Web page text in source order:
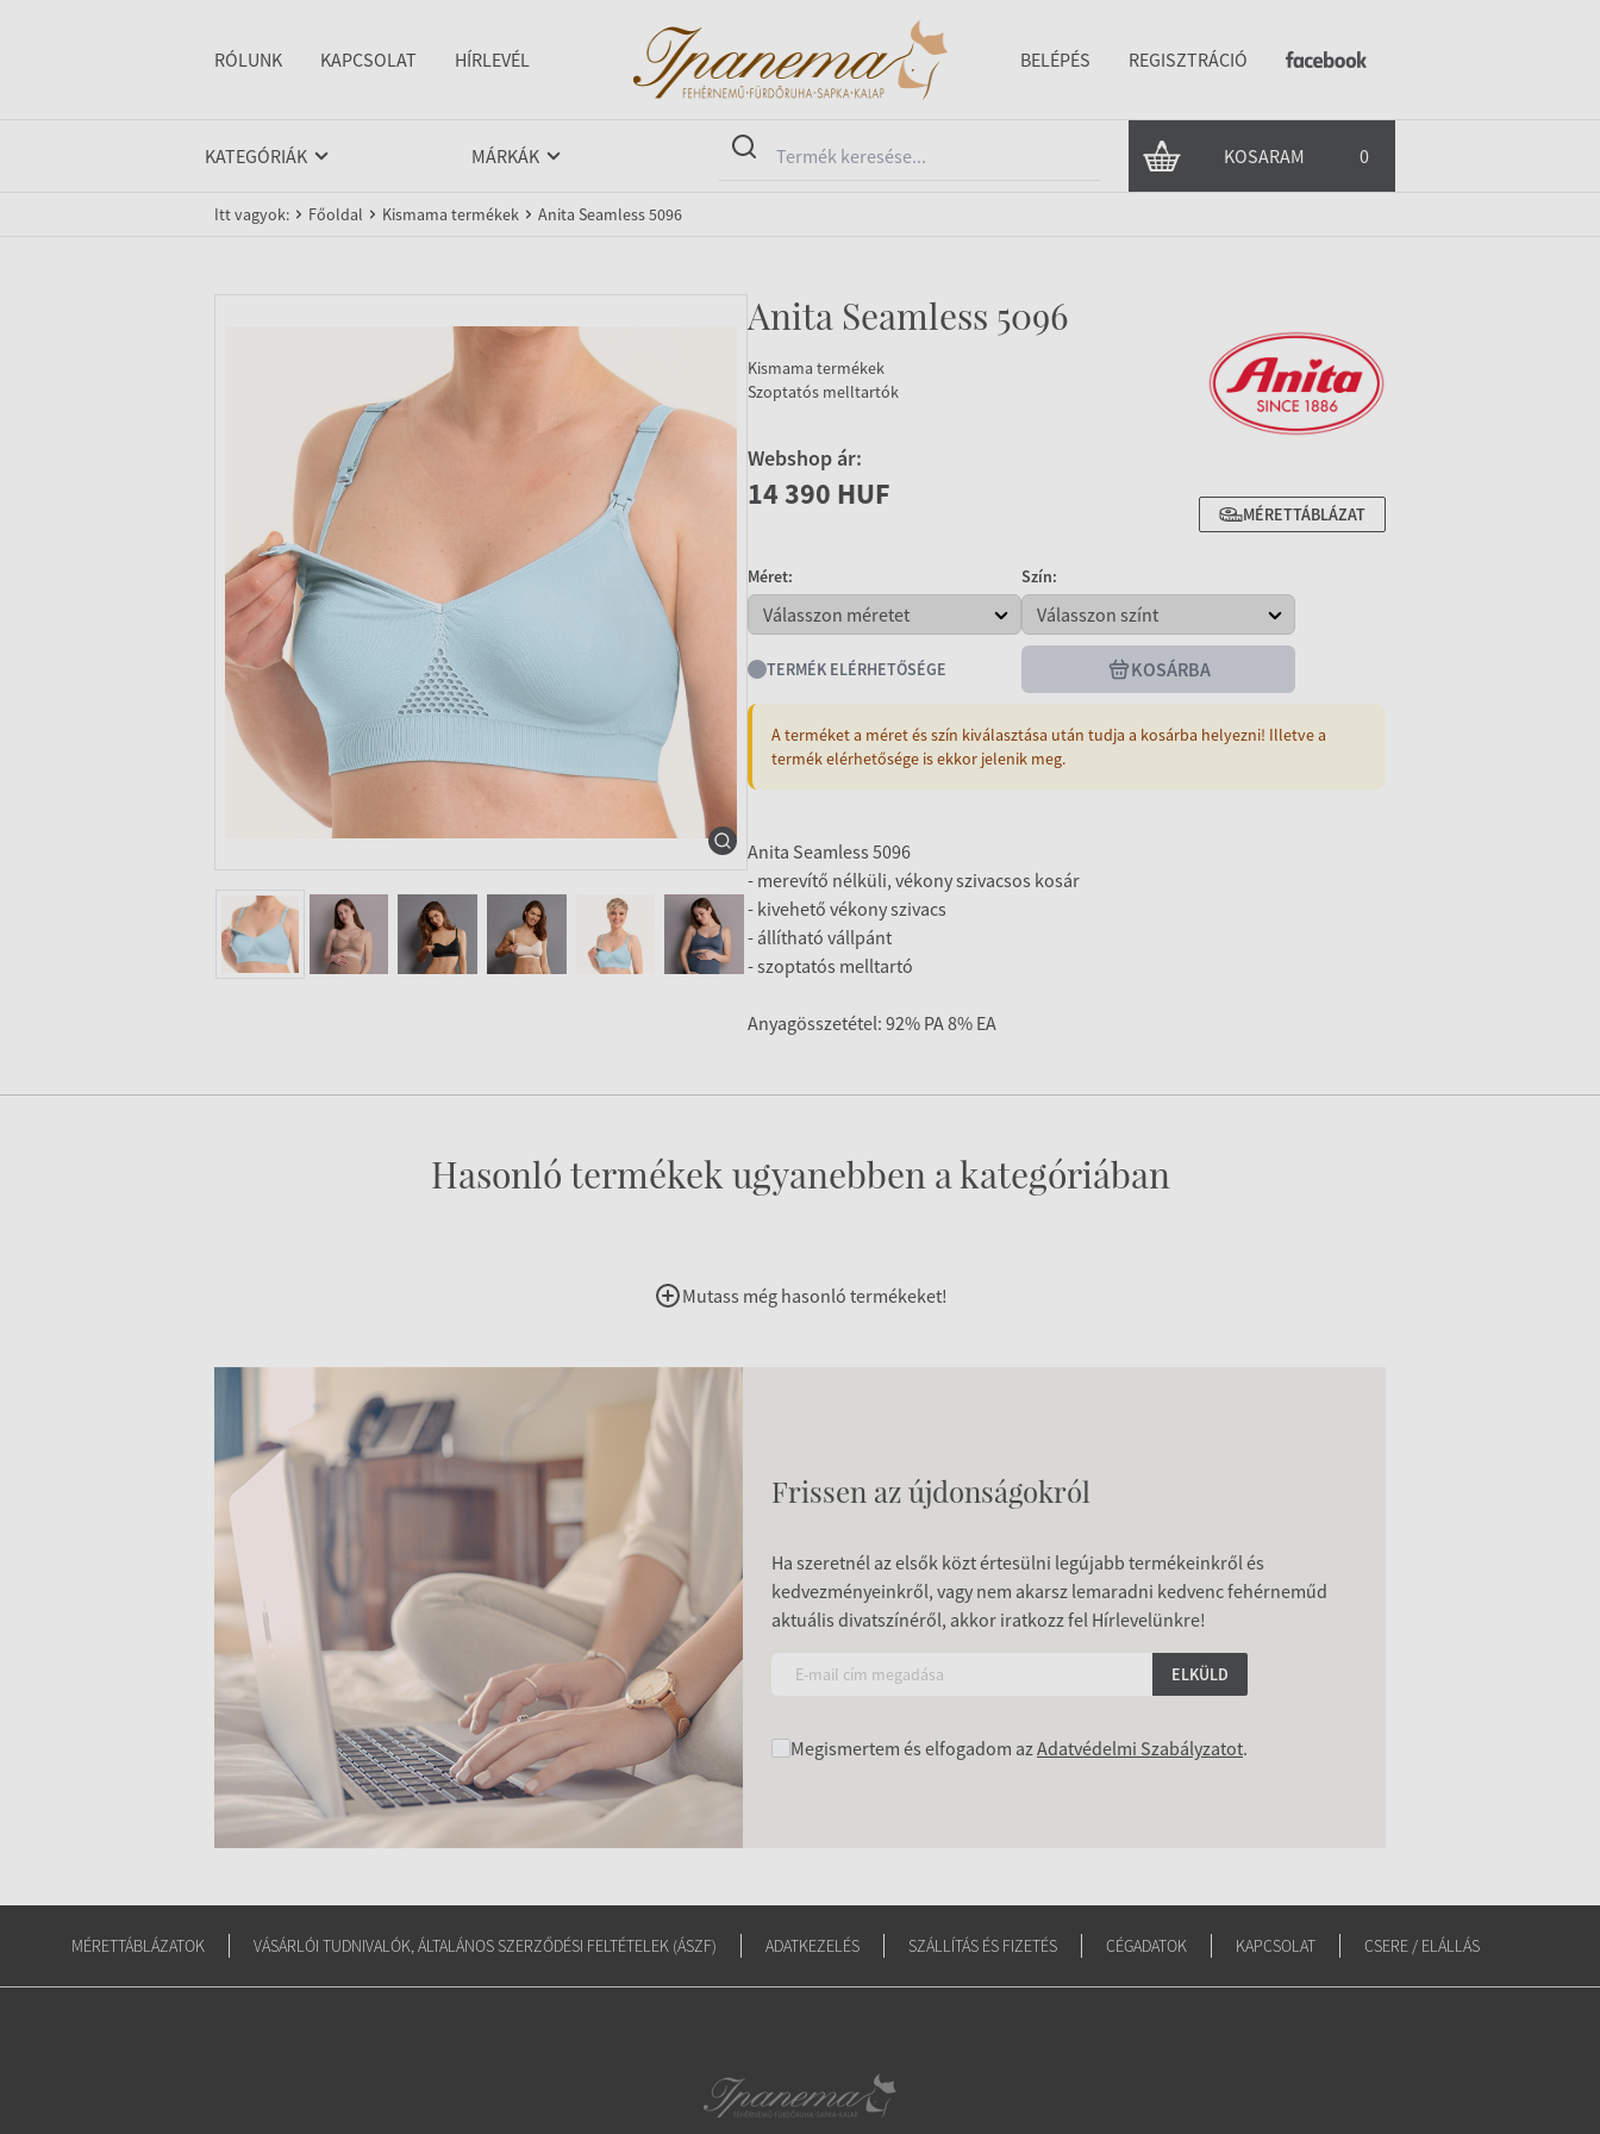
RÓLUNK KAPCSOLAT HÍRLEVÉL BELÉPÉS REGISZTRÁCIÓ
KATEGÓRIÁK MÁRKÁK KOSARAM 0
Itt vagyok: Főoldal Kismama termékek Anita Seamless 5096
Anita Seamless 5096
Kismama termékek
Szoptatós melltartók
Webshop ár:
14 390 HUF
MÉRETTÁBLÁZAT
Méret: Szín:
TERMÉK ELÉRHETŐSÉGE KOSÁRBA
A terméket a méret és szín kiválasztása után tudja a kosárba helyezni! Illetve a
termék elérhetősége is ekkor jelenik meg.
Anita Seamless 5096
- merevítő nélküli, vékony szivacsos kosár
- kivehető vékony szivacs
- állítható vállpánt
- szoptatós melltartó
Anyagösszetétel: 92% PA 8% EA
Hasonló termékek ugyanebben a kategóriában
Mutass még hasonló termékeket!
Frissen az újdonságokról
Ha szeretnél az elsők közt értesülni legújabb termékeinkről és
kedvezményeinkről, vagy nem akarsz lemaradni kedvenc fehérneműd
aktuális divatszínéről, akkor iratkozz fel Hírlevelünkre!
ELKÜLD
Megismertem és elfogadom azAdatvédelmi Szabályzatot.
MÉRETTÁBLÁZATOK VÁSÁRLÓI TUDNIVALÓK, ÁLTALÁNOS SZERZŐDÉSI FELTÉTELEK (ÁSZF) ADATKEZELÉS SZÁLLÍTÁS ÉS FIZETÉS CÉGADATOK KAPCSOLAT CSERE / ELÁLLÁS